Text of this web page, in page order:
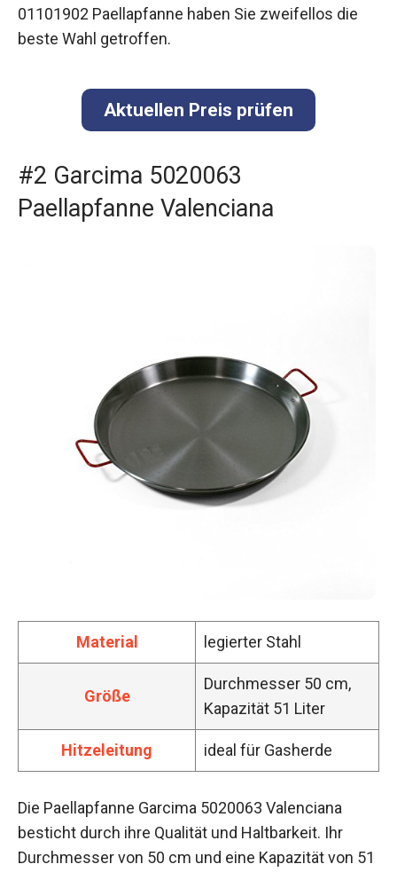
01101902 Paellapfanne haben Sie zweifellos die
beste Wahl getroffen.
Aktuellen Preis prüfen
#2 Garcima 5020063
Paellapfanne Valenciana
Material legierter Stahl
Größe
Durchmesser 50 cm,
Kapazität 51 Liter
Hitzeleitung ideal für Gasherde
Die Paellapfanne Garcima 5020063 Valenciana
besticht durch ihre Qualität und Haltbarkeit. Ihr
Durchmesser von 50 cm und eine Kapazität von 51